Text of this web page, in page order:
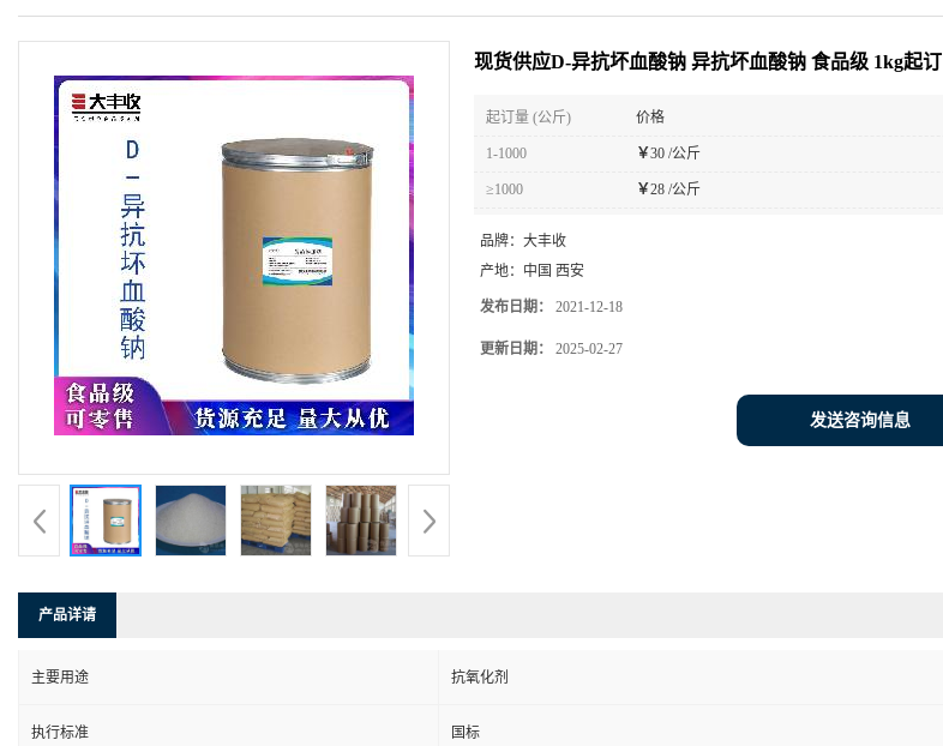
现货供应D-异抗坏血酸钠 异抗坏血酸钠 食品级 1kg起订
起订量 (公斤) 价格
1-1000 ￥30 /公斤
≥1000 ￥28 /公斤
品牌： 大丰收
产地： 中国 西安
发布日期： 2021-12-18
更新日期： 2025-02-27
发送咨询信息
产品详请
主要用途 抗氧化剂
执行标准 国标